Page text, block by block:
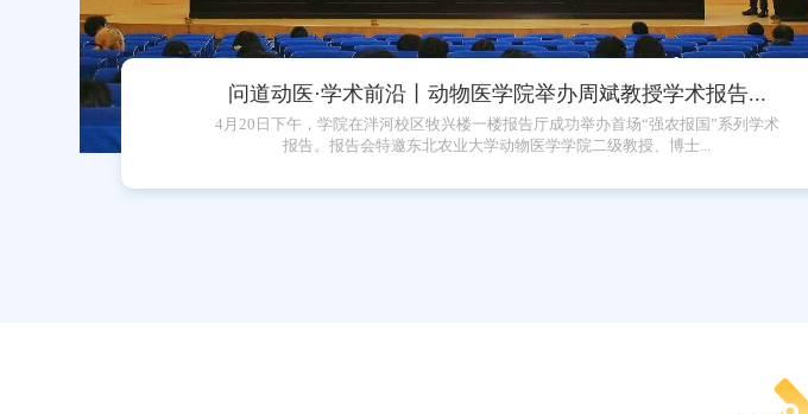
以心育心 温暖同行—动物医学院召开研究生心理健康工作...
为进一步压实研究生心理健康教育责任，精准推进重点群体帮扶，筑牢校园安全防
线，5月9日上午，动物医学院在牧兴楼N209召开研究生心理健康与...